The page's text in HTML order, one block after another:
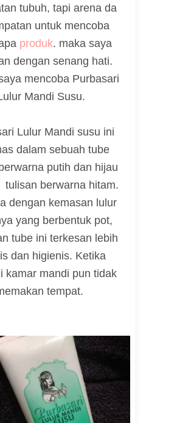
tubuh, tapi arena da
untuk mencoba
produk. maka saya
dengan senang hati.
mencoba Purbasari
Mandi Susu.
Lulur Mandi susu ini
dalam sebuah tube
putih dan hijau
tulisan berwarna hitam.
dengan kemasan lulur
yang berbentuk pot,
tube ini terkesan lebih
dan higienis. Ketika
kamar mandi pun tidak
tempat.